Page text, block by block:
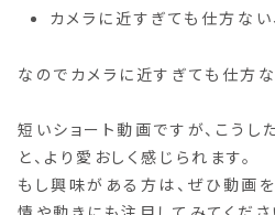
カメラに近すぎても仕方ない
なのでカメラに近すぎても仕方
短いショート動画ですが、こう
と、より愛おしく感じられます。
もし興味がある方は、ぜひ動画